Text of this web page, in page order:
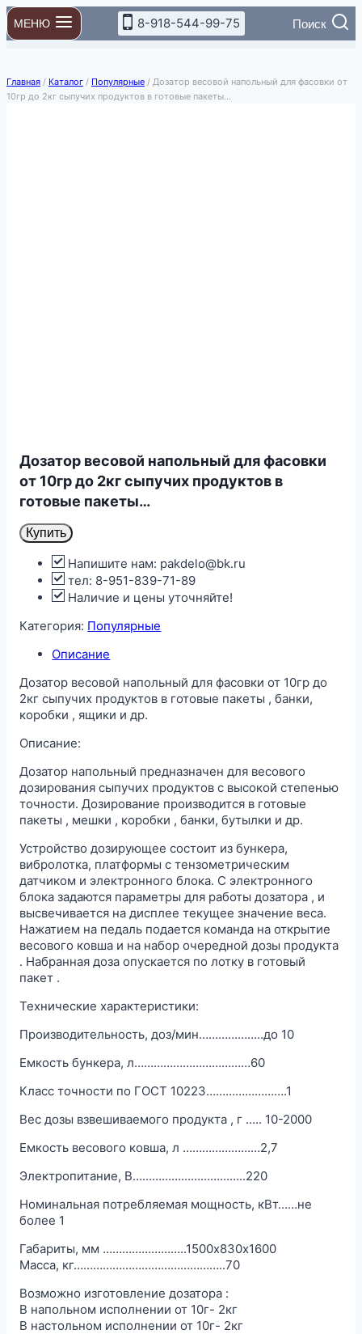
Перейти
к
содержимому
МЕНЮ 8-918-544-99-75 Поиск
Главная / Каталог / Популярные / Дозатор весовой напольный для фасовки от
10гр до 2кг сыпучих продуктов в готовые пакеты…
Дозатор весовой напольный для фасовки
от 10гр до 2кг сыпучих продуктов в
готовые пакеты…
Купить
Напишите нам: pakdelo@bk.ru
тел: 8-951-839-71-89
Наличие и цены уточняйте!
Категория: Популярные
Описание
Дозатор весовой напольный для фасовки от 10гр до
2кг сыпучих продуктов в готовые пакеты , банки,
коробки , ящики и др.
Описание:
Дозатор напольный предназначен для весового
дозирования сыпучих продуктов с высокой степенью
точности. Дозирование производится в готовые
пакеты , мешки , коробки , банки, бутылки и др.
Устройство дозирующее состоит из бункера,
вибролотка, платформы с тензометрическим
датчиком и электронного блока. С электронного
блока задаются параметры для работы дозатора , и
высвечивается на дисплее текущее значение веса.
Нажатием на педаль подается команда на открытие
весового ковша и на набор очередной дозы продукта
. Набранная доза опускается по лотку в готовый
пакет .
Технические характеристики:
Производительность, доз/мин………………..до 10
Емкость бункера, л………………………………60
Класс точности по ГОСТ 10223…………………….1
Вес дозы взвешиваемого продукта , г ….. 10-2000
Емкость весового ковша, л ……………………2,7
Электропитание, В……………………………..220
Номинальная потребляемая мощность, кВт……не
более 1
Габариты, мм ……………………..1500х830х1600
Масса, кг………………………………………..70
Возможно изготовление дозатора :
В напольном исполнении от 10г- 2кг
В настольном исполнении от 10г- 2кг